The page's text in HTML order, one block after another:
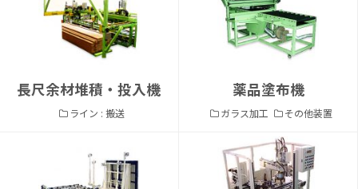
長尺余材堆積・投入機
ライン : 搬送
薬品塗布機
ガラス加工 その他装置